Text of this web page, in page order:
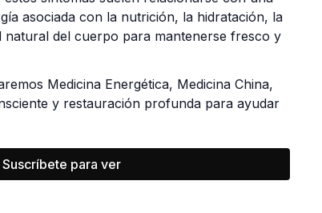
asociada con la nutrición, la hidratación, la
natural del cuerpo para mantenerse fresco y
Medicina Energética, Medicina China,
y restauración profunda para ayudar
favorecer el equilibrio de los fluidos y
Suscríbete para ver